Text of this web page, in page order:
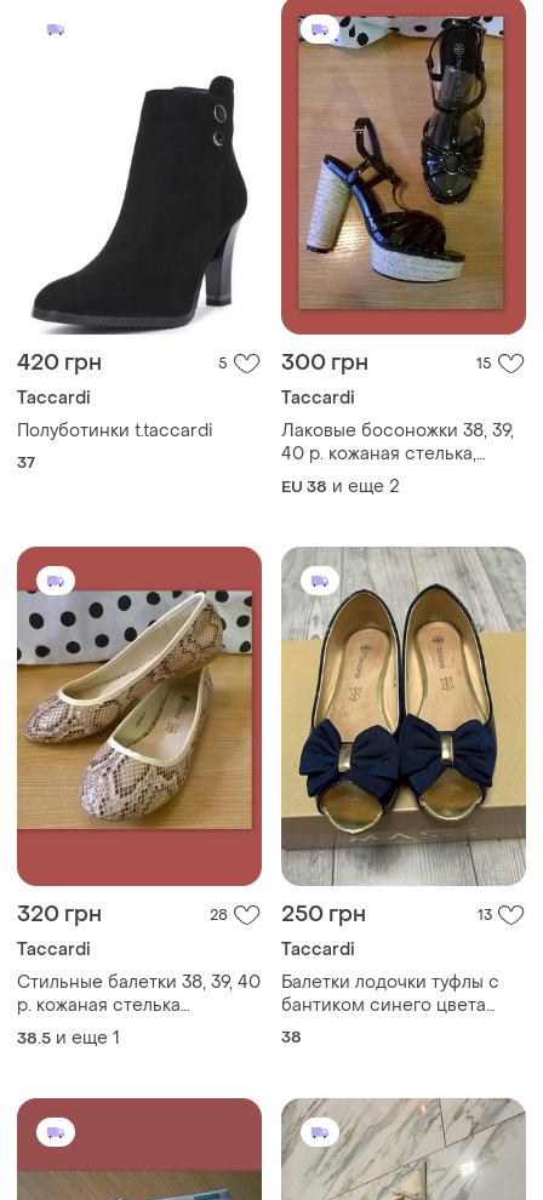
420 грн 5
Taccardi
Полуботинки t.taccardi
37
300 грн 15
Taccardi
Лаковые босоножки 38, 39,
40 р. кожаная стелька,
каблук декорирован жгутом
EU 38 и еще 2
320 грн 28
Taccardi
Стильные балетки 38, 39, 40
р. кожаная стелька
змеиный принт, маломерят
38.5 и еще 1
250 грн 13
Taccardi
Балетки лодочки туфлы с
бантиком синего цвета
размер 38
38